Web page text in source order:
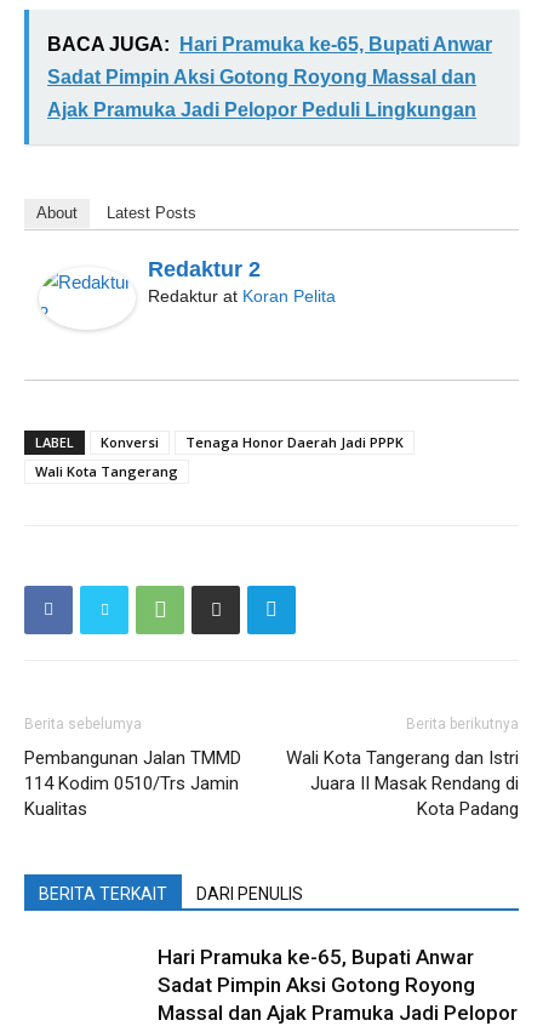
BACA JUGA:
Hari Pramuka ke-65, Bupati Anwar
Sadat Pimpin Aksi Gotong Royong Massal dan
Ajak Pramuka Jadi Pelopor Peduli Lingkungan
About Latest Posts
Redaktur 2
Redaktur at Koran Pelita
LABEL Konversi
Tenaga Honor Daerah Jadi PPPK
Wali Kota Tangerang
Berita sebelumya
Pembangunan Jalan TMMD
114 Kodim 0510/Trs Jamin
Kualitas
Berita berikutnya
Wali Kota Tangerang dan Istri
Juara II Masak Rendang di
Kota Padang
BERITA TERKAIT DARI PENULIS
Hari Pramuka ke-65, Bupati Anwar
Sadat Pimpin Aksi Gotong Royong
Massal dan Ajak Pramuka Jadi Pelopor